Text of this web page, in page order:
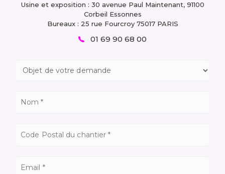
Usine et exposition : 30 avenue Paul Maintenant, 91100
Corbeil Essonnes
Bureaux : 25 rue Fourcroy 75017 PARIS
01 69 90 68 00